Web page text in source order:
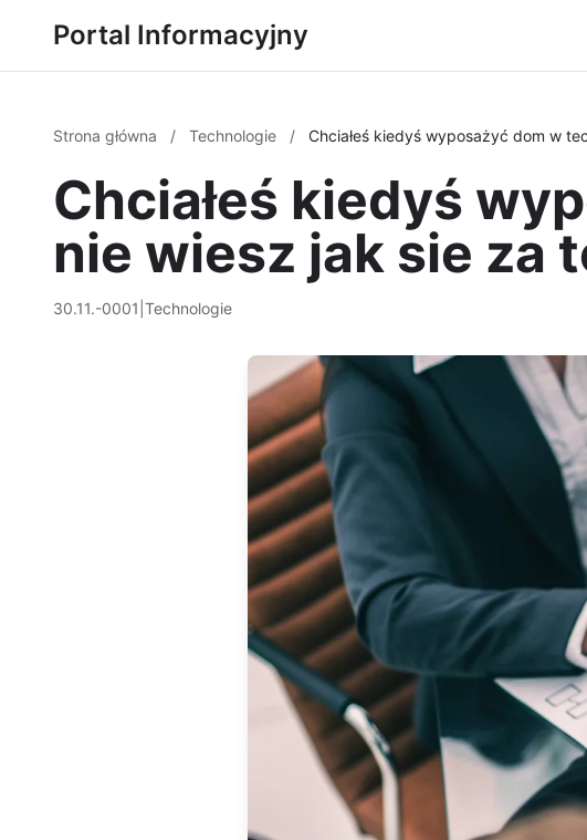
Portal Informacyjny
Strona główna / Technologie / Chciałeś kiedyś wyposażyć dom w
Chciałeś kiedyś
nie wiesz jak sie za
30.11.-0001 Technologie